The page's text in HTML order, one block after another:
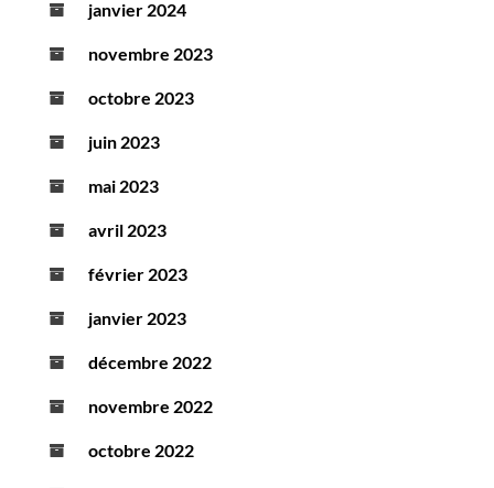
janvier 2024
novembre 2023
octobre 2023
juin 2023
mai 2023
avril 2023
février 2023
janvier 2023
décembre 2022
novembre 2022
octobre 2022